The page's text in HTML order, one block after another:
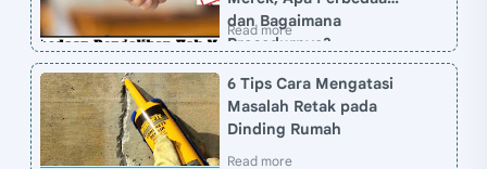
dan Bagaimana
Prosedurnya?
6 Tips Cara Mengatasi
Masalah Retak pada
Dinding Rumah